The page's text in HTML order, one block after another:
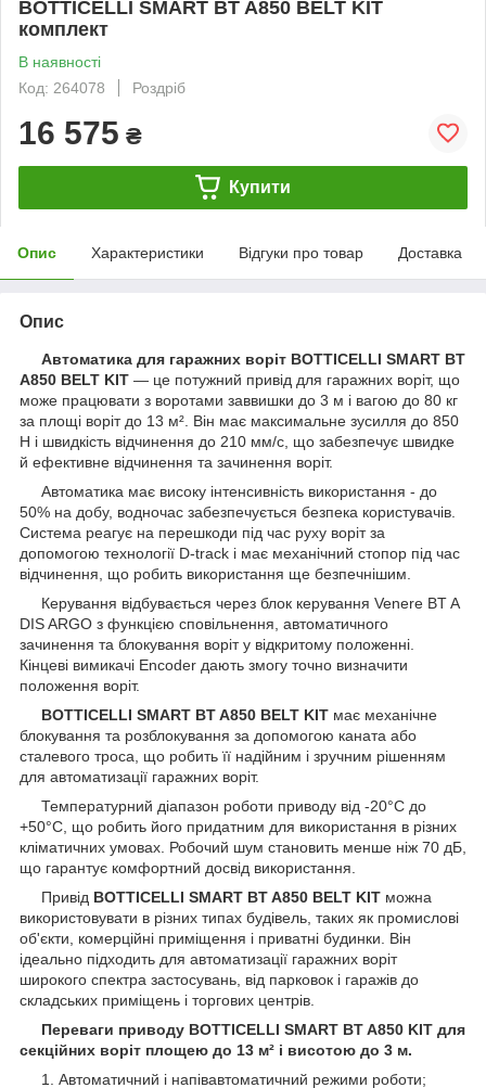
BOTTICELLI SMART BT A850 BELT KIT
комплект
В наявності
Код: 264078
Роздріб
16 575 ₴
Купити
Опис Характеристики Відгуки про товар Доставка
Опис
Автоматика для гаражних воріт BOTTICELLI SMART BT
A850 BELT KIT — це потужний привід для гаражних воріт, що
може працювати з воротами заввишки до 3 м і вагою до 80 кг
за площі воріт до 13 м². Він має максимальне зусилля до 850
Н і швидкість відчинення до 210 мм/с, що забезпечує швидке
й ефективне відчинення та зачинення воріт.
Автоматика має високу інтенсивність використання - до
50% на добу, водночас забезпечується безпека користувачів.
Система реагує на перешкоди під час руху воріт за
допомогою технології D-track і має механічний стопор під час
відчинення, що робить використання ще безпечнішим.
Керування відбувається через блок керування Venere BT A
DIS ARGO з функцією сповільнення, автоматичного
зачинення та блокування воріт у відкритому положенні.
Кінцеві вимикачі Encoder дають змогу точно визначити
положення воріт.
BOTTICELLI SMART BT A850 BELT KIT має механічне
блокування та розблокування за допомогою каната або
сталевого троса, що робить її надійним і зручним рішенням
для автоматизації гаражних воріт.
Температурний діапазон роботи приводу від -20°C до
+50°C, що робить його придатним для використання в різних
кліматичних умовах. Робочий шум становить менше ніж 70 дБ,
що гарантує комфортний досвід використання.
Привід BOTTICELLI SMART BT A850 BELT KIT можна
використовувати в різних типах будівель, таких як промислові
об'єкти, комерційні приміщення і приватні будинки. Він
ідеально підходить для автоматизації гаражних воріт
широкого спектра застосувань, від парковок і гаражів до
складських приміщень і торгових центрів.
Переваги приводу BOTTICELLI SMART BT A850 KIT для
секційних воріт площею до 13 м² і висотою до 3 м.
Автоматичний і напівавтоматичний режими роботи;